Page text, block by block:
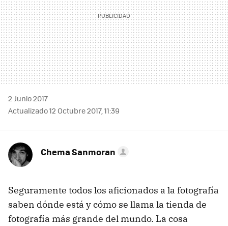
2 Junio 2017
Actualizado 12 Octubre 2017, 11:39
Chema Sanmoran
Seguramente todos los aficionados a la fotografía
saben dónde está y cómo se llama la tienda de
fotografía más grande del mundo. La cosa